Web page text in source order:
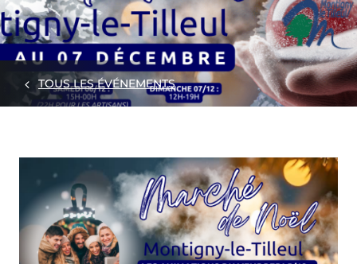
TOUS LES ÉVÉNEMENTS